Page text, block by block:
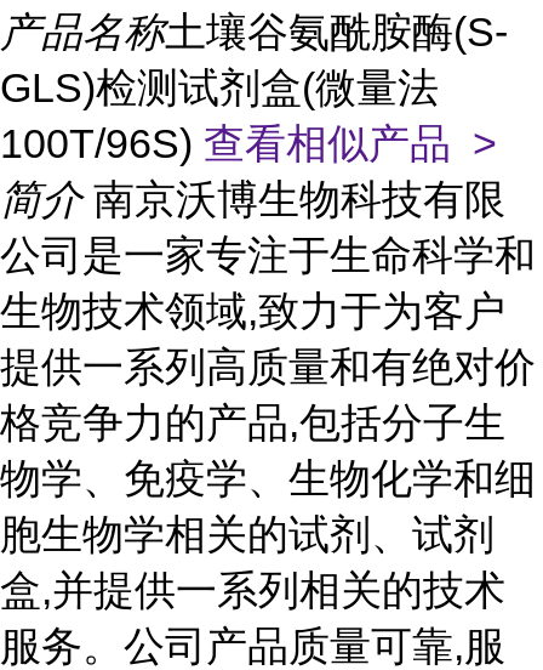
产品名称土壤谷氨酰胺酶(S-
GLS)检测试剂盒(微量法
100T/96S) 查看相似产品 >
简介 南京沃博生物科技有限
公司是一家专注于生命科学和
生物技术领域,致力于为客户
提供一系列高质量和有绝对价
格竞争力的产品,包括分子生
物学、免疫学、生物化学和细
胞生物学相关的试剂、试剂
盒,并提供一系列相关的技术
服务。公司产品质量可靠,服